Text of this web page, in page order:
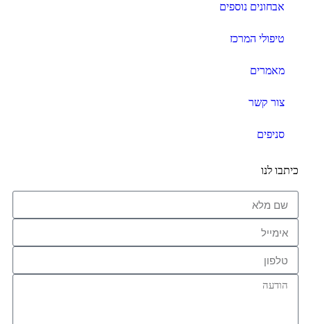
אבחונים נוספים
טיפולי המרכז
מאמרים
צור קשר
סניפים
כיתבו לנו